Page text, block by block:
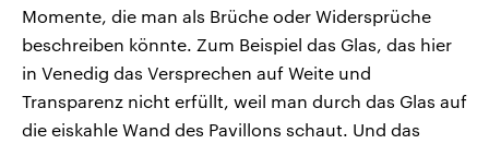
Momente, die man als Brüche oder Widersprüche
beschreiben könnte. Zum Beispiel das Glas, das hier
in Venedig das Versprechen auf Weite und
Transparenz nicht erfüllt, weil man durch das Glas auf
die eiskahle Wand des Pavillons schaut. Und das